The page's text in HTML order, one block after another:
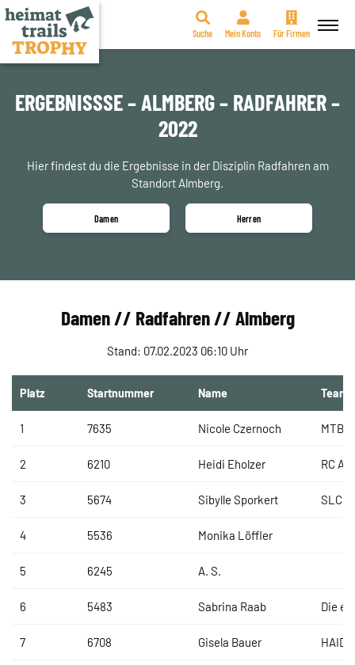
Zum
springen
Suche Mein Konto Für Firmen
ERGEBNISSSE – ALMBERG – RADFAHRER –
2022
Hier findest du die Ergebnisse in der Disziplin Radfahren am
Standort Almberg.
Damen Herren
Damen // Radfahren // Almberg
Stand: 07.02.2023 06:10 Uhr
Platz Startnummer Name Team
1 7635 Nicole Czernoch MTB
2 6210 Heidi Eholzer RC
3 5674 Sibylle Sporkert SLC
4 5536 Monika Löffler
5 6245 A. S.
6 5483 Sabrina Raab Die
7 6708 Gisela Bauer HAIDL